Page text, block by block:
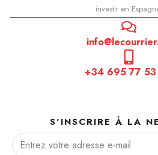
investir en
+34 695 77
S'INSCRIRE À LA